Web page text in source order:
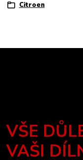
Citroen
VŠE
VAŠI